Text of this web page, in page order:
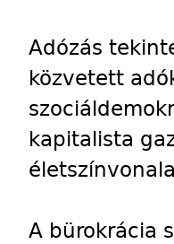
Adózás
közvetett
kapitalista
A bürokrácia